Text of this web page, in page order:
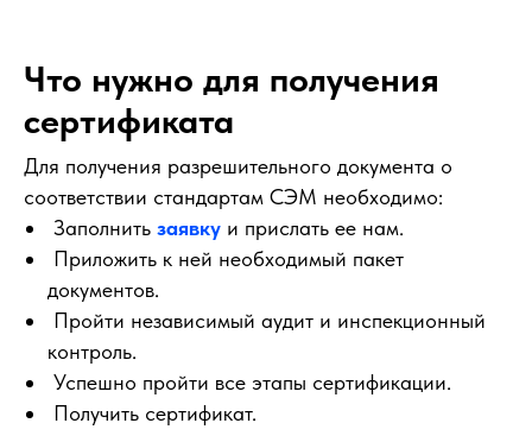
Что нужно для получения
сертификата
Для получения разрешительного документа о
соответствии стандартам СЭМ необходимо:
Заполнить заявку и прислать ее нам.
Приложить к ней необходимый пакет
документов.
Пройти независимый аудит и инспекционный
контроль.
Успешно пройти все этапы сертификации.
Получить сертификат.